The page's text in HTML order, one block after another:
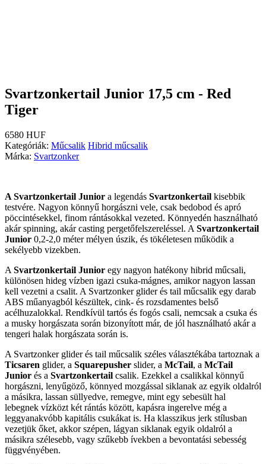
Svartzonkertail Junior 17,5 cm - Red
Tiger
6580 HUF
Kategóriák: Műcsalik Hibrid műcsalik
Márka: Svartzonker
A Svartzonkertail Junior a legendás Svartzonkertail kisebbik
testvére. Nagyon könnyű horgászni vele, csak bedobod és apró
pöccintésekkel, finom rántásokkal vezeted. Könnyedén használható
akár spinning, akár casting pergetőfelszereléssel. A Svartzonkertail
Junior 0,2-2,0 méter mélyen úszik, és tökéletesen működik a
sekélyebb vizekben.
A Svartzonkertail Junior egy nagyon hatékony hibrid műcsali,
különösen hideg vízben igazi csuka-mágnes, amikor nagyon lassan
kell vezetni a csalit. A Svartzonker glider és tail műcsalik egy darab
ABS műanyagból készültek, cink- és rozsdamentes belső
acélhuzalokkal. Rendkívül tartós és fogós csali, nemcsak a csuka és
a musky horgászata során bizonyított már, de jól használható akár a
tengeri halak horgászata során is.
A Svartzonker glider és tail műcsalik széles választékába tartoznak a
Ticsaren glider, a Squarepusher slider, a McTail, a McTail
Junior és a Svartzonkertail csalik. Ezekkel a csalikkal könnyű
horgászni, lenyűgöző, könnyed mozgással siklanak az egyik oldalról
a másikra, lassan süllyedve, remegve, mint egy sebesült hal
lebegnek vízközt két rántás között, kapásra ingerelve még a
leggyanakvóbb kapitális csukákat is. Ha klasszikus jerk stílusban
vezetjük őket, akkor szépen, lágyan siklanak egyik oldalról a
másikra szélesebb, vagy szűkebb ívekben a bevontatási sebesség
függvényében.